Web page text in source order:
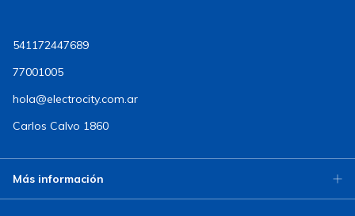
541172447689
77001005
hola@electrocity.com.ar
Carlos Calvo 1860
Más información